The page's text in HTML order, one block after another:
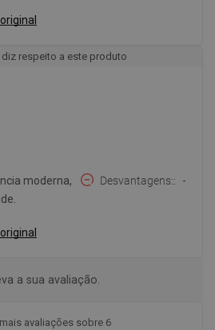
diz respeito a este produto
moderna,
Desvantagens: -
avaliações sobre 6
a sua avaliação.